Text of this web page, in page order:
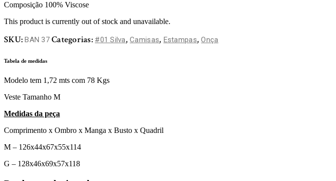
Composição 100% Viscose
This product is currently out of stock and unavailable.
SKU:BAN 37 Categorias: #01 Silva,Camisas, Estampas,Onça
Tabela de medidas
Modelo tem 1,72 mts com 78 Kgs
Veste Tamanho M
Medidas da peça
Comprimento x Ombro x Manga x Busto x Quadril
M – 126x44x67x55x114
G – 128x46x69x57x118